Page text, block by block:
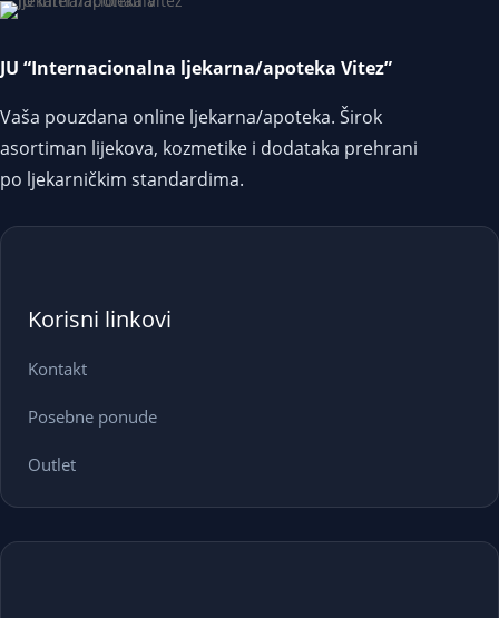
JU “Internacionalna ljekarna/apoteka Vitez”
Vaša pouzdana online ljekarna/apoteka. Širok
asortiman lijekova, kozmetike i dodataka prehrani
po ljekarničkim standardima.
Korisni linkovi
Kontakt
Posebne ponude
Outlet